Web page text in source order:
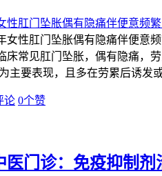
肛门坠胀偶有隐痛伴便意
常见肛门坠胀，偶有隐痛，
要表现，且多在劳累后诱发
论 0个赞
门诊：免疫抑制剂